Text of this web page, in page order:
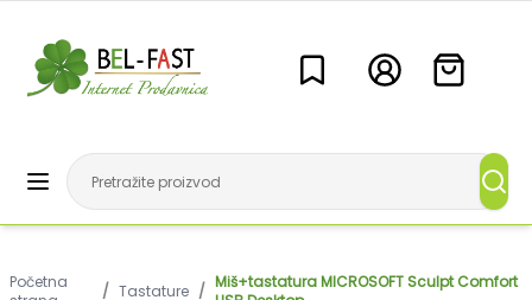
Početna
/ Tastature / Miš+tastatura MICROSOFT Sculpt Comfort